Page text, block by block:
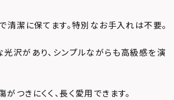
清潔に保てます。特別なお手入れは不要。
光沢があり、シンプルながらも高級感を演
つきにくく、長く愛用できます。